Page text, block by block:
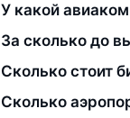
У какой
За сколько до
Сколько стоит
Сколько